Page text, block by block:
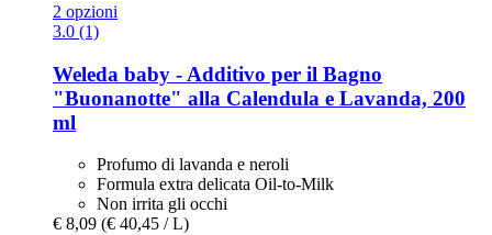
2 opzioni
3.0 (1)
Weleda baby -​ Additivo per il Bagno
"Buonanotte" alla Calendula e Lavanda, 200
ml
Profumo di lavanda e neroli
Formula extra delicata Oil-to-Milk
Non irrita gli occhi
€ 8,09 (€ 40,45 / L)